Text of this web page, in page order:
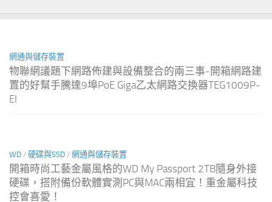
網通與儲存裝置
物聯網議題下網路佈建與設備整合的兩三事-開箱網路建
置的好幫手騰達9埠PoE Giga乙太網路交換器TEG1009P-
EI
WD / 硬碟與SSD / 網通與儲存裝置
開箱時尚工藝金屬風格的WD My Passport 2TB隨身外接
硬碟，搭附備份軟體實測PC與MAC兩相宜！重金屬科技
控會喜愛！